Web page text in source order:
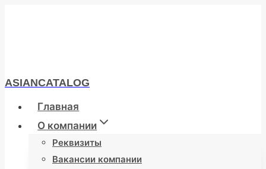
ASIANCATALOG
Главная
О компании
Реквизиты
Вакансии компании